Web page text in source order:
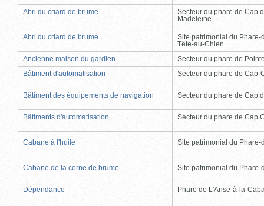
Abri du criard de brume
Secteur du phare de Cap
Madeleine
Abri du criard de brume
Site patrimonial du Phare-
Tête-au-Chien
Ancienne maison du gardien
Secteur du phare de
Bâtiment d'automatisation
Secteur du phare de Cap-
Bâtiment des équipements de navigation Secteur du phare de Cap
Bâtiments d'automatisation Secteur du phare de Cap
Cabane à l'huile Site patrimonial du Phare-
Cabane de la corne de brume Site patrimonial du Phare-
Dépendance Phare de L'Anse-à-la-